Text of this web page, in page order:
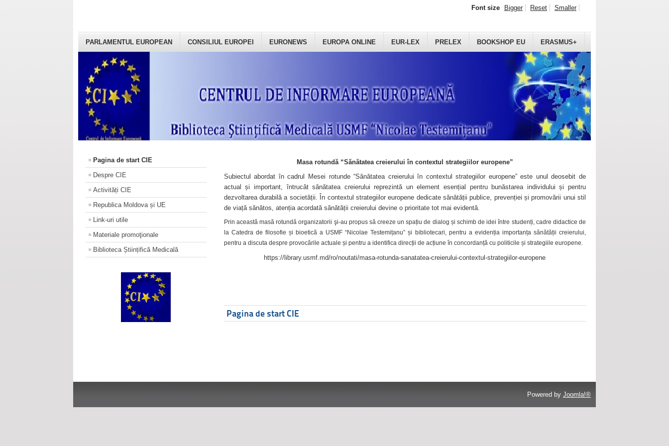
PARLAMENTUL EUROPEAN CONSILIUL EUROPEI EURONEWS EUROPA ONLINE EUR-LEX PRELEX BOOKSHOP EU ERASMUS+
Font size Bigger Reset Smaller
Pagina de start CIE
Despre CIE
Activități CIE
Republica Moldova și UE
Link-uri utile
Materiale promoţionale
Biblioteca Științifică Medicală
Masa rotundă “Sănătatea creierului în contextul strategiilor europene”
Subiectul abordat în cadrul Mesei rotunde “Sănătatea creierului în contextul strategiilor europene” este unul deosebit de
actual și important, întrucât sănătatea creierului reprezintă un element esențial pentru bunăstarea individului și pentru
dezvoltarea durabilă a societății. În contextul strategiilor europene dedicate sănătății publice, prevenției și promovării unui stil
de viață sănătos, atenția acordată sănătății creierului devine o prioritate tot mai evidentă.
Prin această masă rotundă organizatorii şi-au propus să creeze un spațiu de dialog și schimb de idei între studenți, cadre didactice de
la Catedra de filosofie și bioetică a USMF “Nicolae Testemițanu” și bibliotecari, pentru a evidenția importanța sănătății creierului,
pentru a discuta despre provocările actuale și pentru a identifica direcții de acțiune în concordanță cu politicile și strategiile europene.
https://library.usmf.md/ro/noutati/masa-rotunda-sanatatea-creierului-contextul-strategiilor-europene
Pagina de start CIE
Powered by Joomla!®